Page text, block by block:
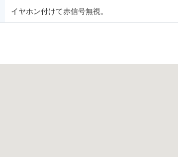
イヤホン付けて赤信号無視。